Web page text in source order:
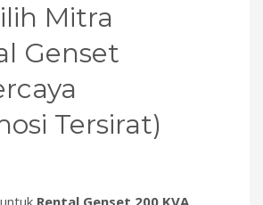
Mitra
Genset
Tersirat)